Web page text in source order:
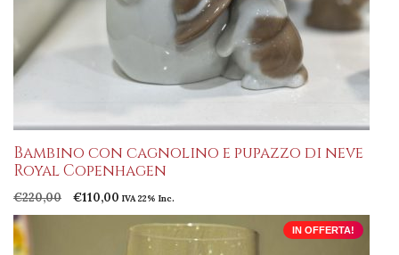
Bambino con cagnolino e pupazzo di neve
Royal Copenhagen
€220,00
Il
prezzo
€110,00 Il
prezzo
attuale
IVA 22% Inc.
IN OFFERTA!